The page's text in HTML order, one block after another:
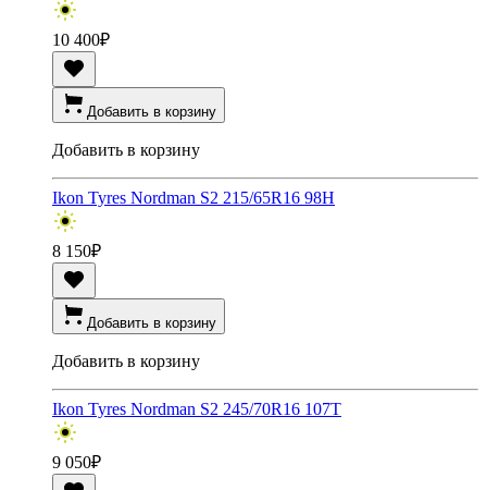
10 400₽
Добавить в корзину
Добавить в корзину
Ikon Tyres Nordman S2 215/65R16 98H
8 150₽
Добавить в корзину
Добавить в корзину
Ikon Tyres Nordman S2 245/70R16 107T
9 050₽